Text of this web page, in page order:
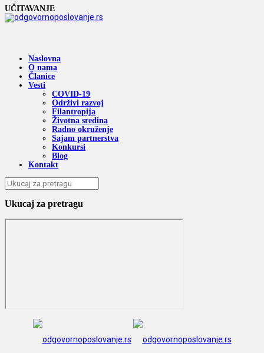
UČITAVANJE
Naslovna
O nama
Članice
Vesti
COVID-19
Održivi razvoj
Filantropija
Životna sredina
Radno okruženje
Sajam partnerstva
Konkursi
Blog
Kontakt
Ukucaj za pretragu